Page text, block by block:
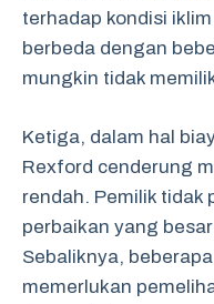
terhadap kondisi
berbeda dengan
mungkin tidak
Ketiga, dalam hal
Rexford cenderung
rendah. Pemilik tidak
perbaikan yang
Sebaliknya,
memerlukan